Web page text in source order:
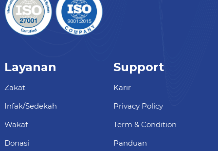
Layanan
Zakat
Infak/Sedekah
Wakaf
Donasi
Support
Karir
Privacy Policy
Term & Condition
Panduan